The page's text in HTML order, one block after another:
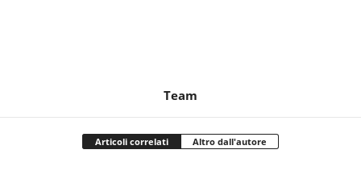
Team
Articoli correlati Altro dall'autore